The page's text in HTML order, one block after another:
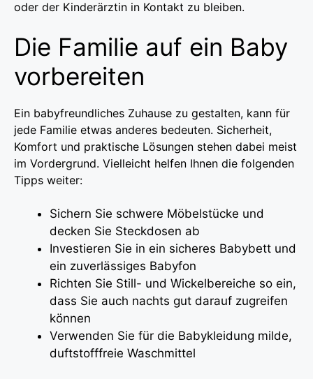
oder der Kinderärztin in Kontakt zu bleiben.
Die Familie auf ein Baby
vorbereiten
Ein babyfreundliches Zuhause zu gestalten, kann für
jede Familie etwas anderes bedeuten. Sicherheit,
Komfort und praktische Lösungen stehen dabei meist
im Vordergrund. Vielleicht helfen Ihnen die folgenden
Tipps weiter:
Sichern Sie schwere Möbelstücke und
decken Sie Steckdosen ab
Investieren Sie in ein sicheres Babybett und
ein zuverlässiges Babyfon
Richten Sie Still- und Wickelbereiche so ein,
dass Sie auch nachts gut darauf zugreifen
können
Verwenden Sie für die Babykleidung milde,
duftstofffreie Waschmittel